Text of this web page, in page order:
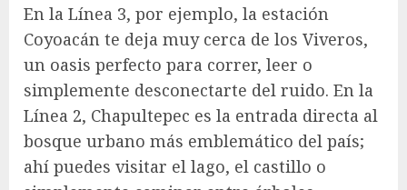
En la Línea 3, por ejemplo, la estación
Coyoacán te deja muy cerca de los Viveros,
un oasis perfecto para correr, leer o
simplemente desconectarte del ruido. En la
Línea 2, Chapultepec es la entrada directa al
bosque urbano más emblemático del país;
ahí puedes visitar el lago, el castillo o